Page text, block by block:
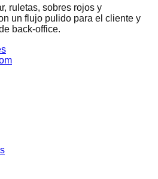
ruletas, sobres rojos y
un flujo pulido para el cliente y
back-office.